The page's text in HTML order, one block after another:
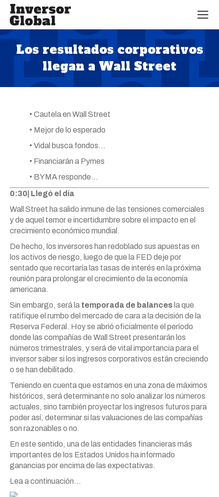
Los resultados corporativos
llegan a Wall Street
Estás aquí:
• Cautela en Wall Street
• Mejor de lo esperado
• Vidal busca fondos…
• Financiarán a Pymes
• BYMA responde…
0:30| Llegó el día
Wall Street ha salido inmune de las tensiones comerciales
y de aquel temor e incertidumbre sobre el impacto en el
crecimiento económico mundial.
De hecho, los inversores han redoblado sus apuestas en
los activos de riesgo, luego de que la FED deje por
sentado que recortaría las tasas de interés en la próxima
reunión para prolongar el crecimiento de la economía
americana.
Sin embargo, será la temporada de balances la que
ratifique el rumbo del mercado de cara a la decisión de la
Reserva Federal. Hoy se abrió oficialmente el período
donde las compañías de Wall Street presentarán los
números trimestrales, y será de vital importancia para el
inversor saber si los ingresos corporativos están creciendo
o se han debilitado.
Teniendo en cuenta que estamos en una zona de máximos
históricos, será determinante no solo analizar los números
actuales, sino también proyectar los ingresos futuros para
poder así, determinar si las valuaciones de las compañías
son razonables o no.
En este sentido, una de las entidades financieras más
importantes de los Estados Unidos ha informado
ganancias por encima de las expectativas.
Lea a continuación…